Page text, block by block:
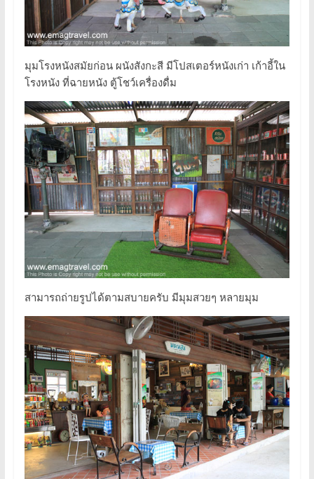
มุมโรงหนังสมัยก่อน ผนังสังกะสี มีโปสเตอร์หนังเก่า เก้าอี้ใน
โรงหนัง ที่ฉายหนัง ตู้โชว์เครื่องดื่ม
สามารถถ่ายรูปได้ตามสบายครับ มีมุมสวยๆ หลายมุม